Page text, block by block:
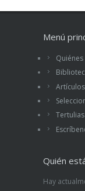
Menú
Artículos
Tertulias
Quién
Hay